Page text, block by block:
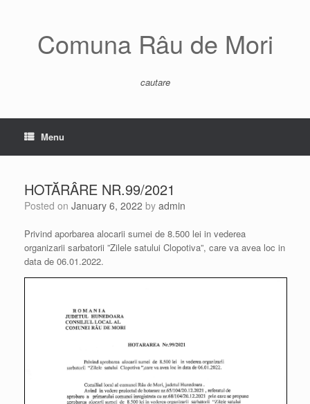
Comuna Râu de Mori
cautare
Menu
HOTĂRÂRE NR.99/2021
Posted on January 6, 2022 by admin
Privind aporbarea alocarii sumei de 8.500 lei in vederea
organizarii sarbatorii ”Zilele satului Clopotiva”, care va avea loc in
data de 06.01.2022.